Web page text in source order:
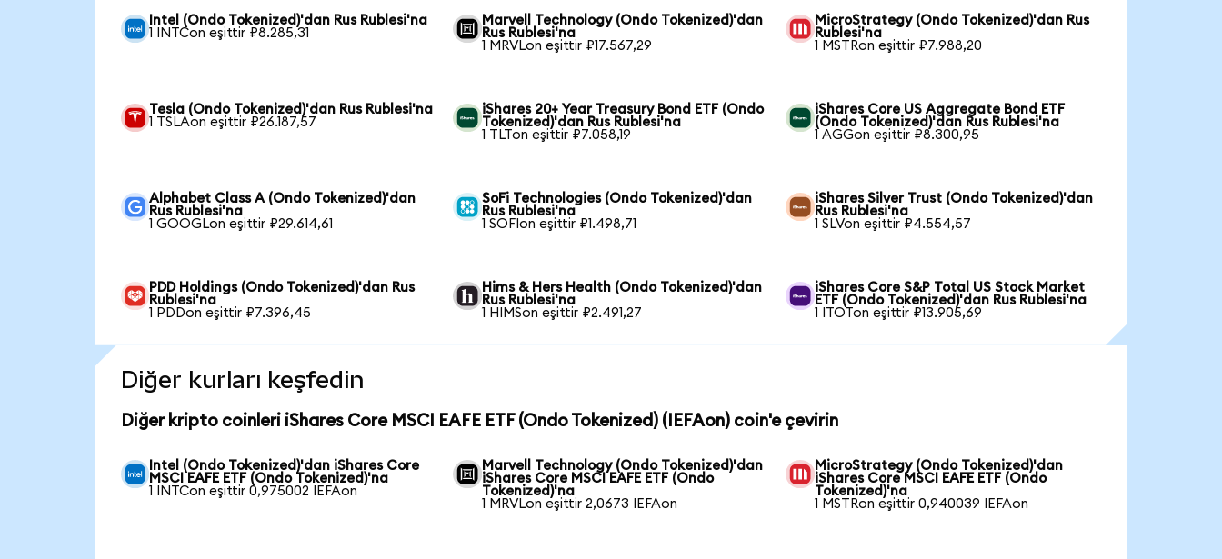
Intel (Ondo Tokenized)'dan Rus Rublesi'na
1 INTCon eşittir ₽8.285,31
Marvell Technology (Ondo Tokenized)'dan
Rus Rublesi'na
1 MRVLon eşittir ₽17.567,29
MicroStrategy (Ondo Tokenized)'dan Rus
Rublesi'na
1 MSTRon eşittir ₽7.988,20
Tesla (Ondo Tokenized)'dan Rus Rublesi'na
1 TSLAon eşittir ₽26.187,57
iShares 20+ Year Treasury Bond ETF (Ondo
Tokenized)'dan Rus Rublesi'na
1 TLTon eşittir ₽7.058,19
iShares Core US Aggregate Bond ETF
(Ondo Tokenized)'dan Rus Rublesi'na
1 AGGon eşittir ₽8.300,95
Alphabet Class A (Ondo Tokenized)'dan
Rus Rublesi'na
1 GOOGLon eşittir ₽29.614,61
SoFi Technologies (Ondo Tokenized)'dan
Rus Rublesi'na
1 SOFIon eşittir ₽1.498,71
iShares Silver Trust (Ondo Tokenized)'dan
Rus Rublesi'na
1 SLVon eşittir ₽4.554,57
PDD Holdings (Ondo Tokenized)'dan Rus
Rublesi'na
1 PDDon eşittir ₽7.396,45
Hims & Hers Health (Ondo Tokenized)'dan
Rus Rublesi'na
1 HIMSon eşittir ₽2.491,27
iShares Core S&P Total US Stock Market
ETF (Ondo Tokenized)'dan Rus Rublesi'na
1 ITOTon eşittir ₽13.905,69
Diğer kurları keşfedin
Diğer kripto coinleri iShares Core MSCI EAFE ETF (Ondo Tokenized) (IEFAon) coin'e çevirin
Intel (Ondo Tokenized)'dan iShares Core
MSCI EAFE ETF (Ondo Tokenized)'na
1 INTCon eşittir 0,975002 IEFAon
Marvell Technology (Ondo Tokenized)'dan
iShares Core MSCI EAFE ETF (Ondo
Tokenized)'na
1 MRVLon eşittir 2,0673 IEFAon
MicroStrategy (Ondo Tokenized)'dan
iShares Core MSCI EAFE ETF (Ondo
Tokenized)'na
1 MSTRon eşittir 0,940039 IEFAon